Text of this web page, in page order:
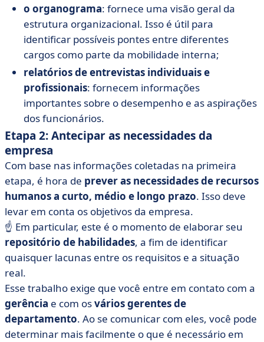
o organograma: fornece uma visão geral da
estrutura organizacional. Isso é útil para
identificar possíveis pontes entre diferentes
cargos como parte da mobilidade interna;
relatórios de entrevistas individuais e
profissionais: fornecem informações
importantes sobre o desempenho e as aspirações
dos funcionários.
Etapa 2: Antecipar as necessidades da
empresa
Com base nas informações coletadas na primeira
etapa, é hora de prever as necessidades de recursos
humanos a curto, médio e longo prazo. Isso deve
levar em conta os objetivos da empresa.
☝️ Em particular, este é o momento de elaborar seu
repositório de habilidades, a fim de identificar
quaisquer lacunas entre os requisitos e a situação
real.
Esse trabalho exige que você entre em contato com a
gerência e com osvários gerentes de
departamento. Ao se comunicar com eles, você pode
determinar mais facilmente o que é necessário em